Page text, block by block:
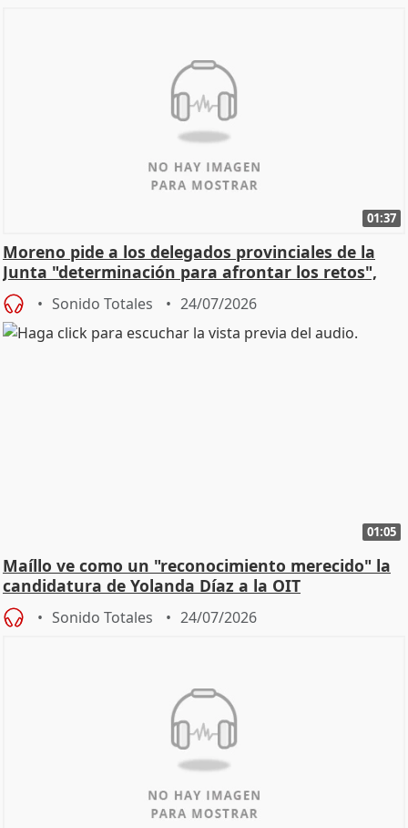
01:37
Moreno pide a los delegados provinciales de la
Junta "determinación para afrontar los retos",
diálog
Sonido Totales 24/07/2026
01:05
Maíllo ve como un "reconocimiento merecido" la
candidatura de Yolanda Díaz a la OIT
Sonido Totales 24/07/2026